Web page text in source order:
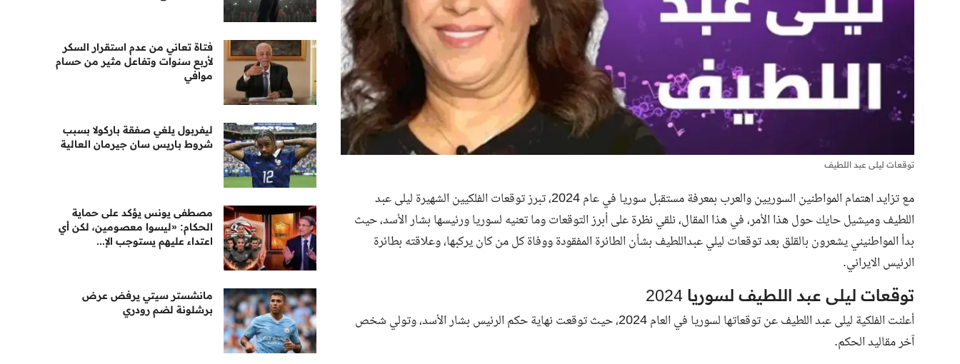
توقعات ليلى عبد اللطيف
مع تزايد اهتمام المواطنين السوريين والعرب بمعرفة مستقبل سوريا في عام 2024، تبرز توقعات الفلكيين الشهيرة ليلى عبد
اللطيف وميشيل حايك حول هذا الأمر، في هذا المقال، نلقي نظرة على أبرز التوقعات وما تعنيه لسوريا ورئيسها بشار الأسد، حيث
بدأ المواطنيني يشعرون بالقلق بعد توقعات ليلي عبداللطيف بشأن الطائرة المفقودة ووفاة كل من كان يركبها، وعلاقته بطائرة
الرئيس الايراني.
توقعات ليلى عبد اللطيف لسوريا 2024
أعلنت الفلكية ليلى عبد اللطيف عن توقعاتها لسوريا في العام 2024، حيث توقعت نهاية حكم الرئيس بشار الأسد، وتولي شخص
آخر مقاليد الحكم.
فتاة تعاني من عدم استقرار السكر
لأربع سنوات وتفاعل مثير من حسام
موافي
ليفربول يلغي صفقة باركولا بسبب
شروط باريس سان جيرمان العالية
مصطفى يونس يؤكد على حماية
الحكام: «ليسوا معصومين، لكن أي
اعتداء عليهم يستوجب الإ...
مانشستر سيتي يرفض عرض
برشلونة لضم رودري